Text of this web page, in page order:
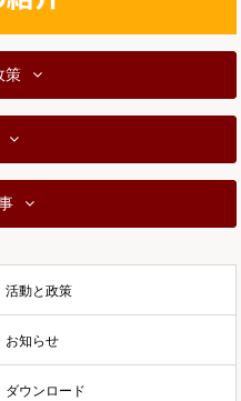
策
活動と政策
お知らせ
ダウンロード